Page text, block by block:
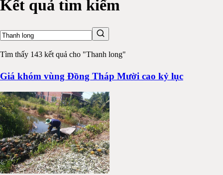
Kết quả tìm kiếm
Tìm thấy 143 kết quả cho "Thanh long"
Giá khóm vùng Đồng Tháp Mười cao kỷ lục